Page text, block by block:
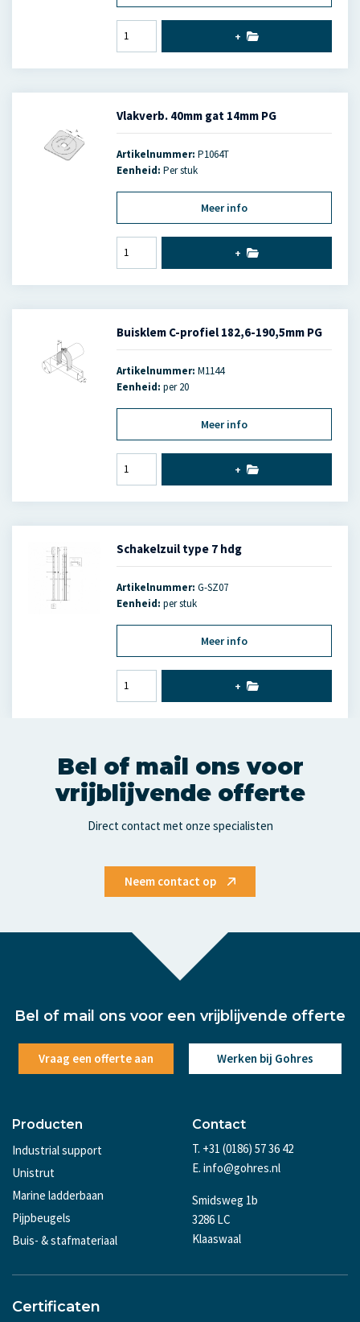
+
Vlakverb. 40mm gat 14mm PG
Artikelnummer: P1064T
Eenheid: Per stuk
Meer info
+
Buisklem C-profiel 182,6-190,5mm PG
Artikelnummer: M1144
Eenheid: per 20
Meer info
+
Schakelzuil type 7 hdg
Artikelnummer: G-SZ07
Eenheid: per stuk
Meer info
+
Bel of mail ons voor
vrijblijvende offerte
Direct contact met onze specialisten
Neem contact op
Bel of mail ons voor een vrijblijvende offerte
Vraag een offerte aan Werken bij Gohres
Producten
Industrial support
Unistrut
Marine ladderbaan
Pijpbeugels
Buis- & stafmateriaal
Contact
T. +31 (0186) 57 36 42
E. info@gohres.nl
Smidsweg 1b
3286 LC
Klaaswaal
Certificaten